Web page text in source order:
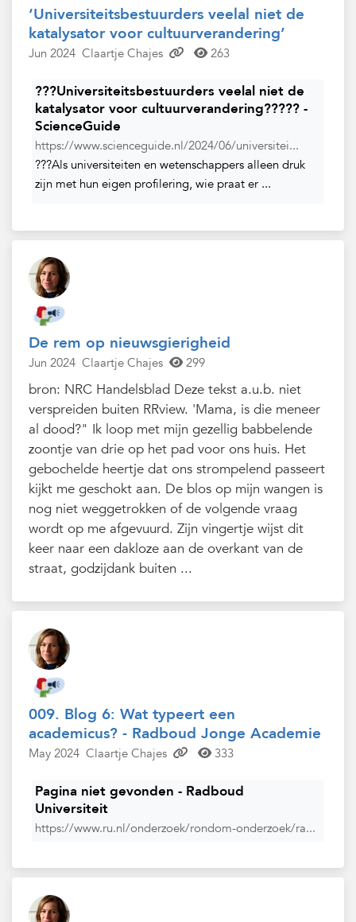
‘Universiteitsbestuurders veelal niet de
katalysator voor cultuurverandering’
Jun 2024 Claartje Chajes 263
???Universiteitsbestuurders veelal niet de
katalysator voor cultuurverandering????? -
ScienceGuide
https://www.scienceguide.nl/2024/06/universitei...
???Als universiteiten en wetenschappers alleen druk
zijn met hun eigen profilering, wie praat er ...
De rem op nieuwsgierigheid
Jun 2024 Claartje Chajes 299
bron: NRC Handelsblad Deze tekst a.u.b. niet
verspreiden buiten RRview. 'Mama, is die meneer
al dood?" Ik loop met mijn gezellig babbelende
zoontje van drie op het pad voor ons huis. Het
gebochelde heertje dat ons strompelend passeert
kijkt me geschokt aan. De blos op mijn wangen is
nog niet weggetrokken of de volgende vraag
wordt op me afgevuurd. Zijn vingertje wijst dit
keer naar een dakloze aan de overkant van de
straat, godzijdank buiten ...
009. Blog 6: Wat typeert een
academicus? - Radboud Jonge Academie
May 2024 Claartje Chajes 333
Pagina niet gevonden - Radboud
Universiteit
https://www.ru.nl/onderzoek/rondom-onderzoek/ra...